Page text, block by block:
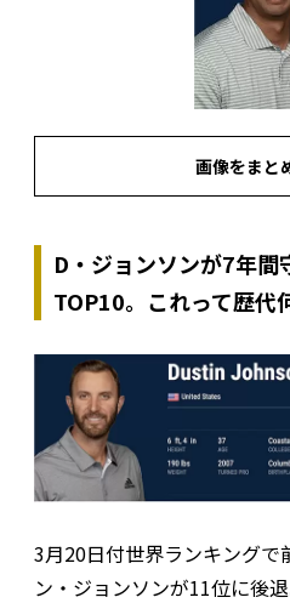
画像をまと
D・ジョンソンが7年間
TOP10。これって歴代
3月20日付世界ランキングで
ン・ジョンソンが11位に後